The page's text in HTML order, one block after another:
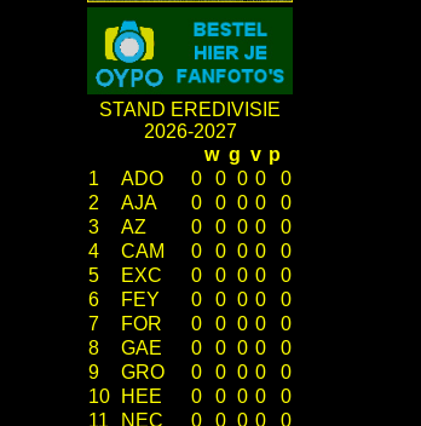
STAND EREDIVISIE
2026-2027
w g v p
1
ADO 0 0 0 0
0
2
AJA 0 0 0 0
0
3
AZ 0 0 0 0
0
4
CAM 0 0 0 0
0
5
EXC 0 0 0 0
0
6
FEY 0 0 0 0
0
7
FOR 0 0 0 0
0
8
GAE 0 0 0 0
0
9
GRO 0 0 0 0
0
10
HEE 0 0 0 0
0
11
NEC 0 0 0 0 0